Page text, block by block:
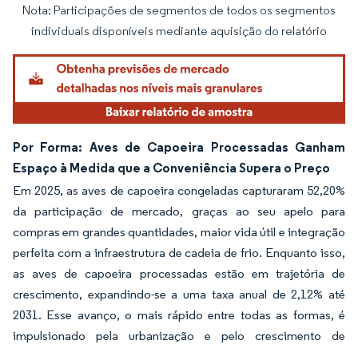
Imagem © Mordor Intelligence. O reuso requer atribuição conforme CC BY 4.0.
Nota: Participações de segmentos de todos os segmentos
individuais disponíveis mediante aquisição do relatório
Por Forma: Aves de Capoeira Processadas Ganham
Espaço à Medida que a Conveniência Supera o Preço
Em 2025, as aves de capoeira congeladas capturaram 52,20%
da participação de mercado, graças ao seu apelo para
compras em grandes quantidades, maior vida útil e integração
perfeita com a infraestrutura de cadeia de frio. Enquanto isso,
as aves de capoeira processadas estão em trajetória de
crescimento, expandindo-se a uma taxa anual de 2,12% até
2031. Esse avanço, o mais rápido entre todas as formas, é
impulsionado pela urbanização e pelo crescimento de